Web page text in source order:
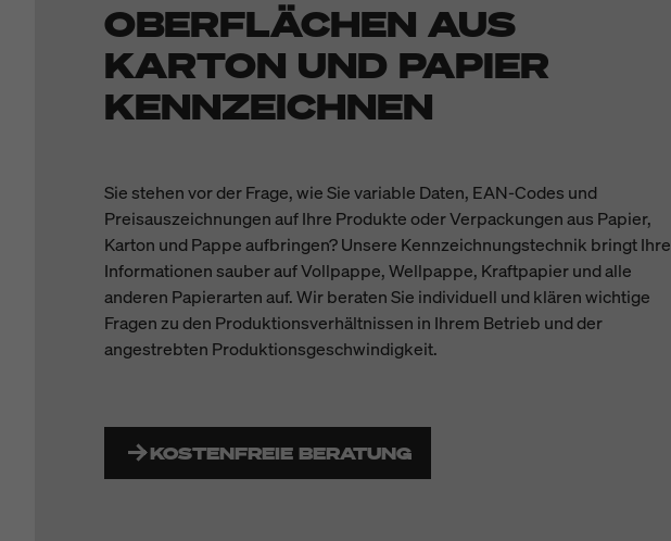
OBERFLÄCHEN AUS
KARTON UND PAPIER
KENNZEICHNEN
Sie stehen vor der Frage, wie Sie variable Daten, EAN-Codes und
Preisauszeichnungen auf Ihre Produkte oder Verpackungen aus Papier,
Karton und Pappe aufbringen? Unsere Kennzeichnungstechnik bringt Ihre
Informationen sauber auf Vollpappe, Wellpappe, Kraftpapier und alle
anderen Papierarten auf. Wir beraten Sie individuell und klären wichtige
Fragen zu den Produktionsverhältnissen in Ihrem Betrieb und der
angestrebten Produktionsgeschwindigkeit.
KOSTENFREIE BERATUNG